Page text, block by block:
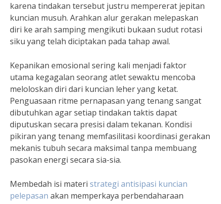
karena tindakan tersebut justru mempererat jepitan
kuncian musuh. Arahkan alur gerakan melepaskan
diri ke arah samping mengikuti bukaan sudut rotasi
siku yang telah diciptakan pada tahap awal.
Kepanikan emosional sering kali menjadi faktor
utama kegagalan seorang atlet sewaktu mencoba
meloloskan diri dari kuncian leher yang ketat.
Penguasaan ritme pernapasan yang tenang sangat
dibutuhkan agar setiap tindakan taktis dapat
diputuskan secara presisi dalam tekanan. Kondisi
pikiran yang tenang memfasilitasi koordinasi gerakan
mekanis tubuh secara maksimal tanpa membuang
pasokan energi secara sia-sia.
Membedah isi materi strategi antisipasi kuncian
pelepasan akan memperkaya perbendaharaan